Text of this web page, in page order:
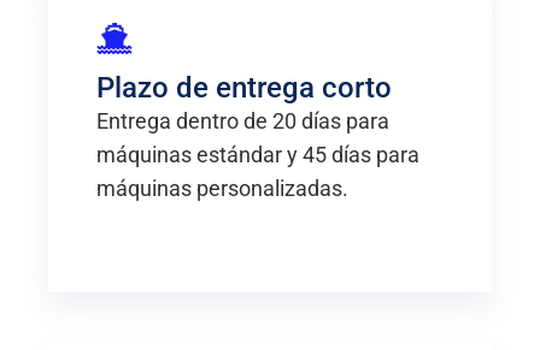
Plazo de entrega corto
Entrega dentro de 20 días para
máquinas estándar y 45 días para
máquinas personalizadas.